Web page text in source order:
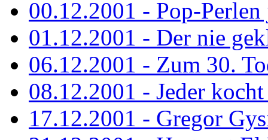
00.12.2001 - Pop-
01.12.2001 - Der nie
06.12.2001 - Zum 30.
08.12.2001 - Jeder
17.12.2001 - Gregor